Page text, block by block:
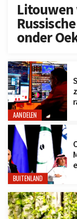
onder
AANDELEN
BUITENLAND